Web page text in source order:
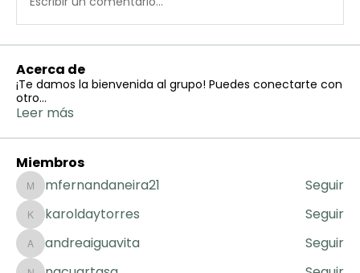
Acerca de
¡Te damos la bienvenida al grupo! Puedes conectarte con
otro...
Leer más
Miembros
mfernandaneira21
mfernandaneira21 Seguir
karoldaytorres
karoldaytorres Seguir
andreaiguavita
andreaiguavita
Seguir